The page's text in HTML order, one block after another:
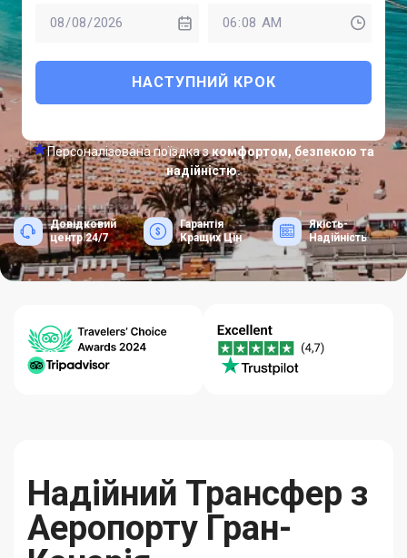
НАСТУПНИЙ КРОК
Персоналізована поїздка з комфортом, безпекою та
надійністю.
Довідковий
центр 24/7
Гарантія
Кращих Цін
Якість-
Надійність
Надійний Трансфер з
Аеропорту Гран-